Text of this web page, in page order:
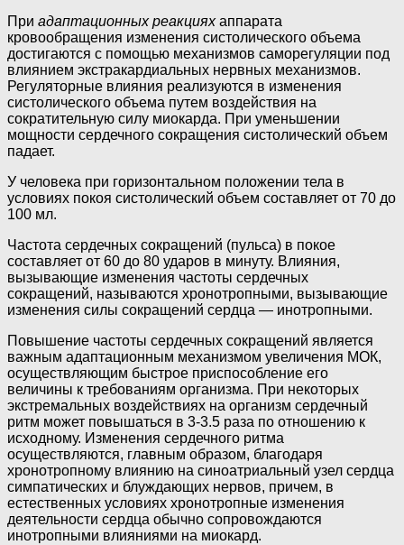
При адаптационных реакцияхаппарата
кровообращения измене­ния систолического объема
достигаются с помощью механизмов саморегуляции под
влиянием экстракардиальных нервных механиз­мов.
Регуляторные влияния реализуются в изменения
систолического объема путем воздействия на
сократительную силу миокарда. При уменьшении
мощности сердечного сокращения систолический объем
падает.
У человека при горизонтальном положении тела в
условиях покоя систолический объем составляет от 70 до
100 мл.
Частота сердечных сокращений (пульса) в покое
составляет от 60 до 80 ударов в минуту. Влияния,
вызывающие изменения частоты сердечных
сокращений, называются хронотропными, вызывающие
изменения силы сокращений сердца — инотропными.
Повышение частоты сердечных сокращений является
важным адаптационным механизмом увеличения МОК,
осуществляющим быстрое приспособление его
величины к требованиям организма. При некоторых
экстремальных воздействиях на организм сердечный
ритм может повышаться в 3-3.5 раза по отношению к
исходному. Изменения сердечного ритма
осуществляются, главным образом, благодаря
хронотропному влиянию на синоатриальный узел сердца
симпатических и блуждающих нервов, причем, в
естественных усло­виях хронотропные изменения
деятельности сердца обычно сопро­вождаются
инотропными влияниями на миокард.